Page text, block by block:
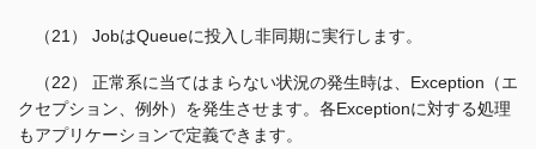
（21） JobはQueueに投入し非同期に実行します。
（22） 正常系に当てはまらない状況の発生時は、Exception（エ
クセプション、例外）を発生させます。各Exceptionに対する処理
もアプリケーションで定義できます。